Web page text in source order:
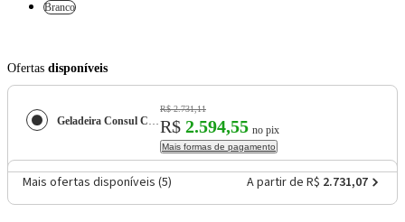
Branco
Ofertas disponíveis
Geladeira Consul CRM44MB Duplex Inverter 377L Frost Free Branca
R$ 2.731,11
R$ 2.594,55 no pix
Mais formas de pagamento
Mais ofertas disponíveis (5) A partir de R$ 2.731,07